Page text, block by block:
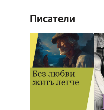
Писатели